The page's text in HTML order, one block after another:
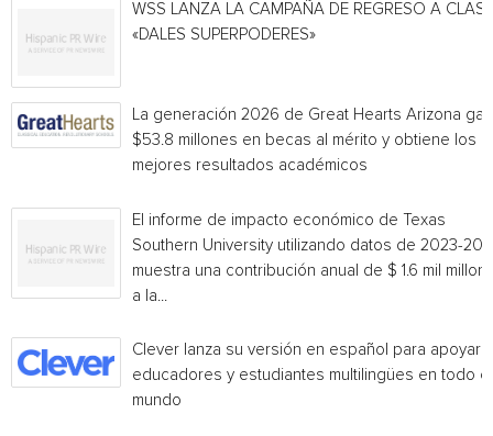
WSS LANZA LA CAMPAÑA DE REGRESO A
«DALES SUPERPODERES»
La generación 2026 de Great Hearts Arizona
$53.8 millones en becas al mérito y obtiene los
mejores resultados académicos
El informe de impacto económico de Texas
Southern University utilizando datos de 2023-
muestra una contribución anual de $ 1.6 mil
a la...
Clever lanza su versión en español para apoyar a
educadores y estudiantes multilingües en todo el
mundo